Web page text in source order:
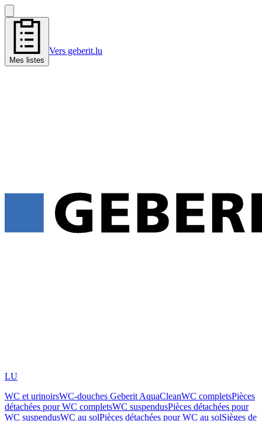
Mes listes
Vers geberit.lu
LU
WC et urinoirsWC-douches Geberit AquaCleanWC completsPièces
détachées pour WC completsWC suspendusPièces détachées pour
WC suspendusWC au solPièces détachées pour WC au solSièges de